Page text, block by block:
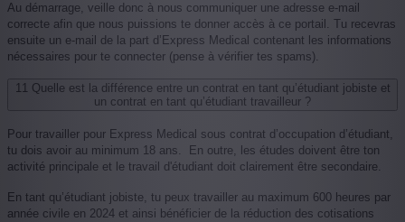
Au démarrage, veille donc à nous communiquer une adresse e-mail
correcte afin que nous puissions te donner accès à ce portail. Tu recevras
ensuite un e-mail de la part d’Express Medical contenant les informations
nécessaires pour te connecter (pense à vérifier tes spams).
11
un contrat en tant qu’étudiant travailleur ?
Pour travailler pour Express Medical sous contrat d’occupation d’étudiant,
tu dois avoir au minimum 18 ans. En outre, les études doivent être ton
activité principale et le travail d'étudiant doit clairement être secondaire.
En tant qu’étudiant jobiste, tu peux travailler au maximum 600 heures par
année civile en 2024 et ainsi bénéficier de la réduction des cotisations